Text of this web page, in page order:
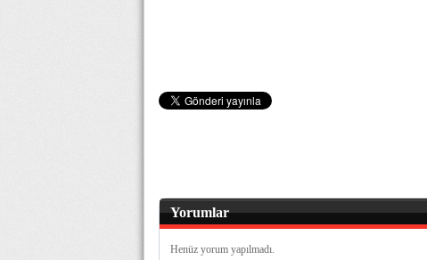
Yorumlar
Henüz yorum yapılmadı.